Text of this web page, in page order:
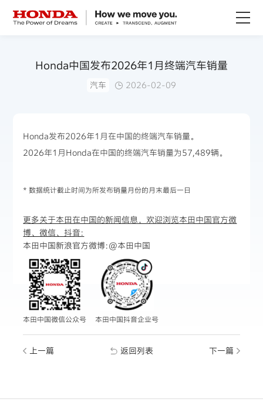
赛事运动
新闻资讯
Honda中国发布2026年1月终端汽车销量
汽车 2026-02-09
Honda发布2026年1月在中国的终端汽车销量。
2026年1月Honda在中国的终端汽车销量为57,489辆。
* 数据统计截止时间为所发布销量月份的月末最后一日
更多关于本田在中国的新闻信息，欢迎浏览本田中国官方微
博、微信、抖音:
本田中国新浪官方微博:@本田中国
本田中国微信公众号 本田中国抖音企业号
上一篇 返回列表 下一篇